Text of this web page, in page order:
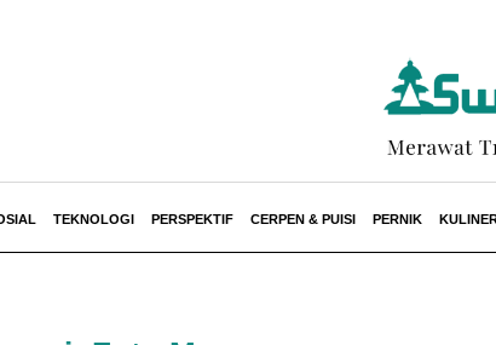
TEKNOLOGI PERSPEKTIF CERPEN & PUISI PERNIK